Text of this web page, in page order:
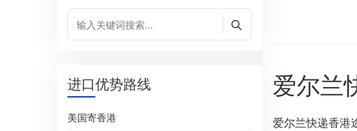
进口优势路线
美国寄香港
爱尔兰
爱尔兰快递香港